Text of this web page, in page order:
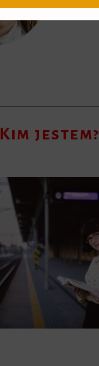
Kim jestem?